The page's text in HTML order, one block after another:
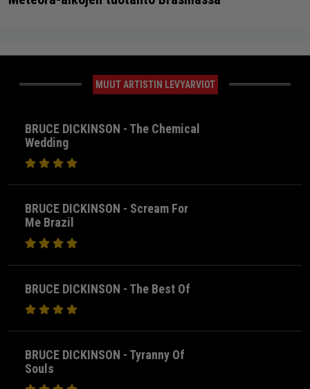
MUUT ARTISTIN LEVYARVIOT
BRUCE DICKINSON - The Chemical
Wedding
BRUCE DICKINSON - Scream For
Me Brazil
BRUCE DICKINSON - The Best Of
BRUCE DICKINSON - Tyranny Of
Souls